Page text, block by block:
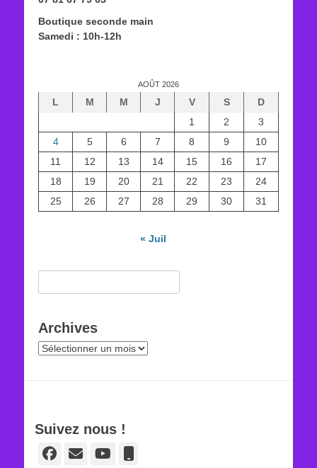
Boutique seconde main
Samedi : 10h-12h
AOÛT 2026
L M M J V S
D
1
2
3
4
5 6 7 8 9
10
11
12 13 14 15 16
17
18
19 20 21 22 23
24
25
26 27 28 29 30 31
« Juil
Archives
Archives
Suivez nous !
Facebook
E-